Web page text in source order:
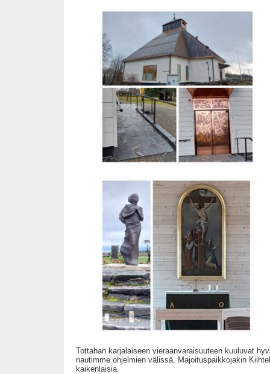
Tottahan karjalaiseen vieraanvaraisuuteen kuuluvat
nautimme ohjelmien välissä. Majoituspaikkojakin
kaikenlaisia.